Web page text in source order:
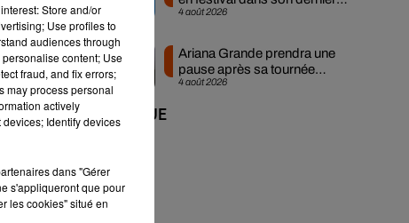
4 août 2026
clip
4 août 2026
Ariana Grande prendra une
pause après sa tournée
mondiale
+ DE MUSIQUE
Store and/or
Use profiles to
audiences through
content; Use
fraud, and fix errors;
may process personal
actively
Identify devices
dans "Gérer
s'appliqueront que pour
les cookies" situé en